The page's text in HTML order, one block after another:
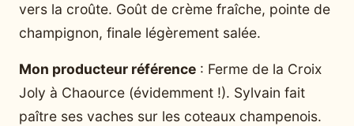
vers la croûte. Goût de crème fraîche, pointe de
champignon, finale légèrement salée.
Mon producteur référence : Ferme de la Croix
Joly à Chaource (évidemment !). Sylvain fait
paître ses vaches sur les coteaux champenois.